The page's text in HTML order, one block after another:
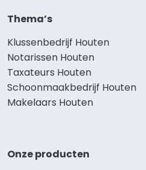
Thema’s
Klussenbedrijf Houten
Notarissen Houten
Taxateurs Houten
Schoonmaakbedrijf Houten
Makelaars Houten
Onze producten